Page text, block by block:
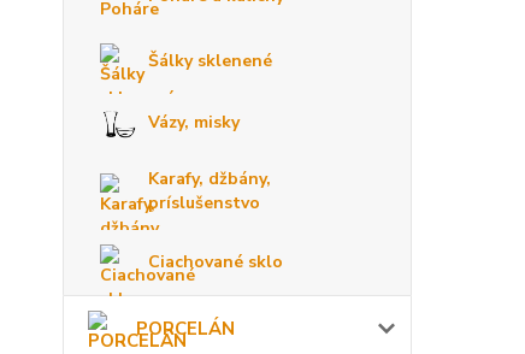
Šálky sklenené
Vázy, misky
Karafy, džbány,
príslušenstvo
Ciachované sklo
PORCELÁN